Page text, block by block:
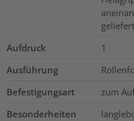
Aufdruck
1
Ausführung
Befestigungsart
zum
Besonderheiten